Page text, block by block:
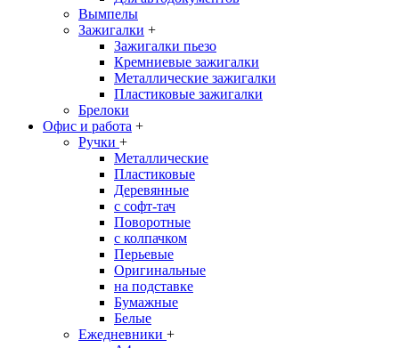
Вымпелы
Зажигалки +
Зажигалки пьезо
Кремниевые зажигалки
Металлические зажигалки
Пластиковые зажигалки
Брелоки
Офис и работа +
Ручки +
Металлические
Пластиковые
Деревянные
с софт-тач
Поворотные
с колпачком
Перьевые
Оригинальные
на подставке
Бумажные
Белые
Ежедневники +